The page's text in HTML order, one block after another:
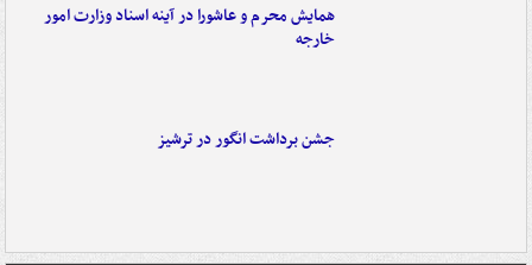
همایش محرم و عاشورا در آینه اسناد وزارت امور
خارجه
جشن برداشت انگور در ترشیز